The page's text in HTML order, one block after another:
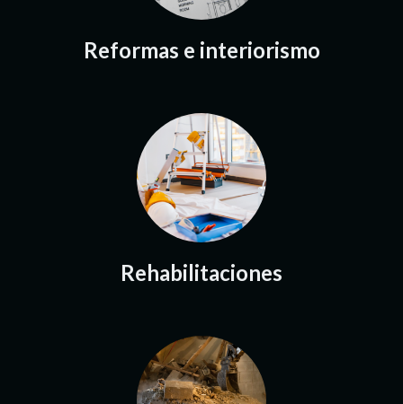
Reformas e interiorismo
Rehabilitaciones